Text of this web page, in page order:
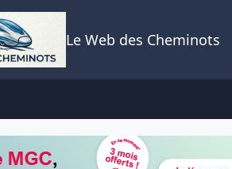
Le Web des Cheminots